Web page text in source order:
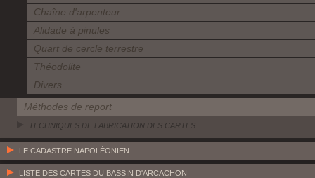
Chaîne d'arpenteur
Alidade à pinules
Quart de cercle terrestre
Théodolite
Divers
Méthodes de report
TECHNIQUES DE FABRICATION DES CARTES
LE CADASTRE NAPOLÉONIEN
LISTE DES CARTES DU BASSIN D'ARCACHON